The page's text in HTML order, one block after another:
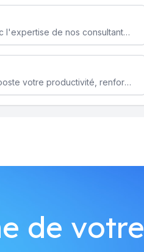
Optimisez votre stratégie informatique avec l'expertise de nos consultants pour améliorer votre efficacité et sécurité.
Microsoft 365 une solution complète qui booste votre productivité, renforce la sécurité de vos données et facilite la collaboration.
de votre